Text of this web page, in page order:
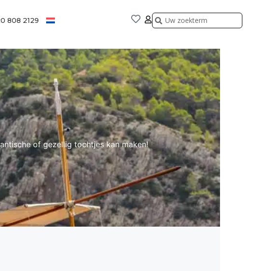
808 2129 Zoeken
Zoeken
of gezellig tochtjes kan maken!